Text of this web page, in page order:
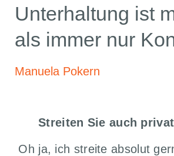
Unterhaltung ist
als immer nur
Manuela Pokern
Streiten Sie auch
Oh ja, ich streite absolut